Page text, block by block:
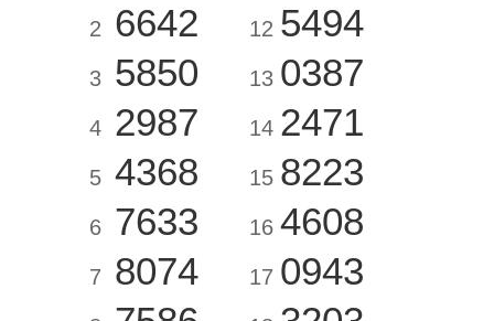
2 6642
3 5850
4 2987
5 4368
6 7633
7 8074
12 5494
13 0387
14 2471
15 8223
16 4608
17 0943